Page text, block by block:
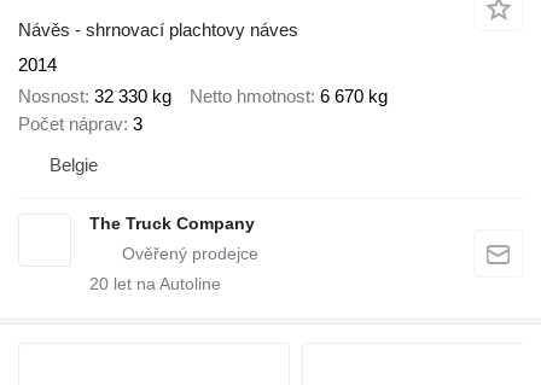
Návěs - shrnovací plachtovy náves
2014
Nosnost 32 330 kg Netto hmotnost 6 670 kg
Počet náprav 3
Belgie
The Truck Company
20 let na Autoline